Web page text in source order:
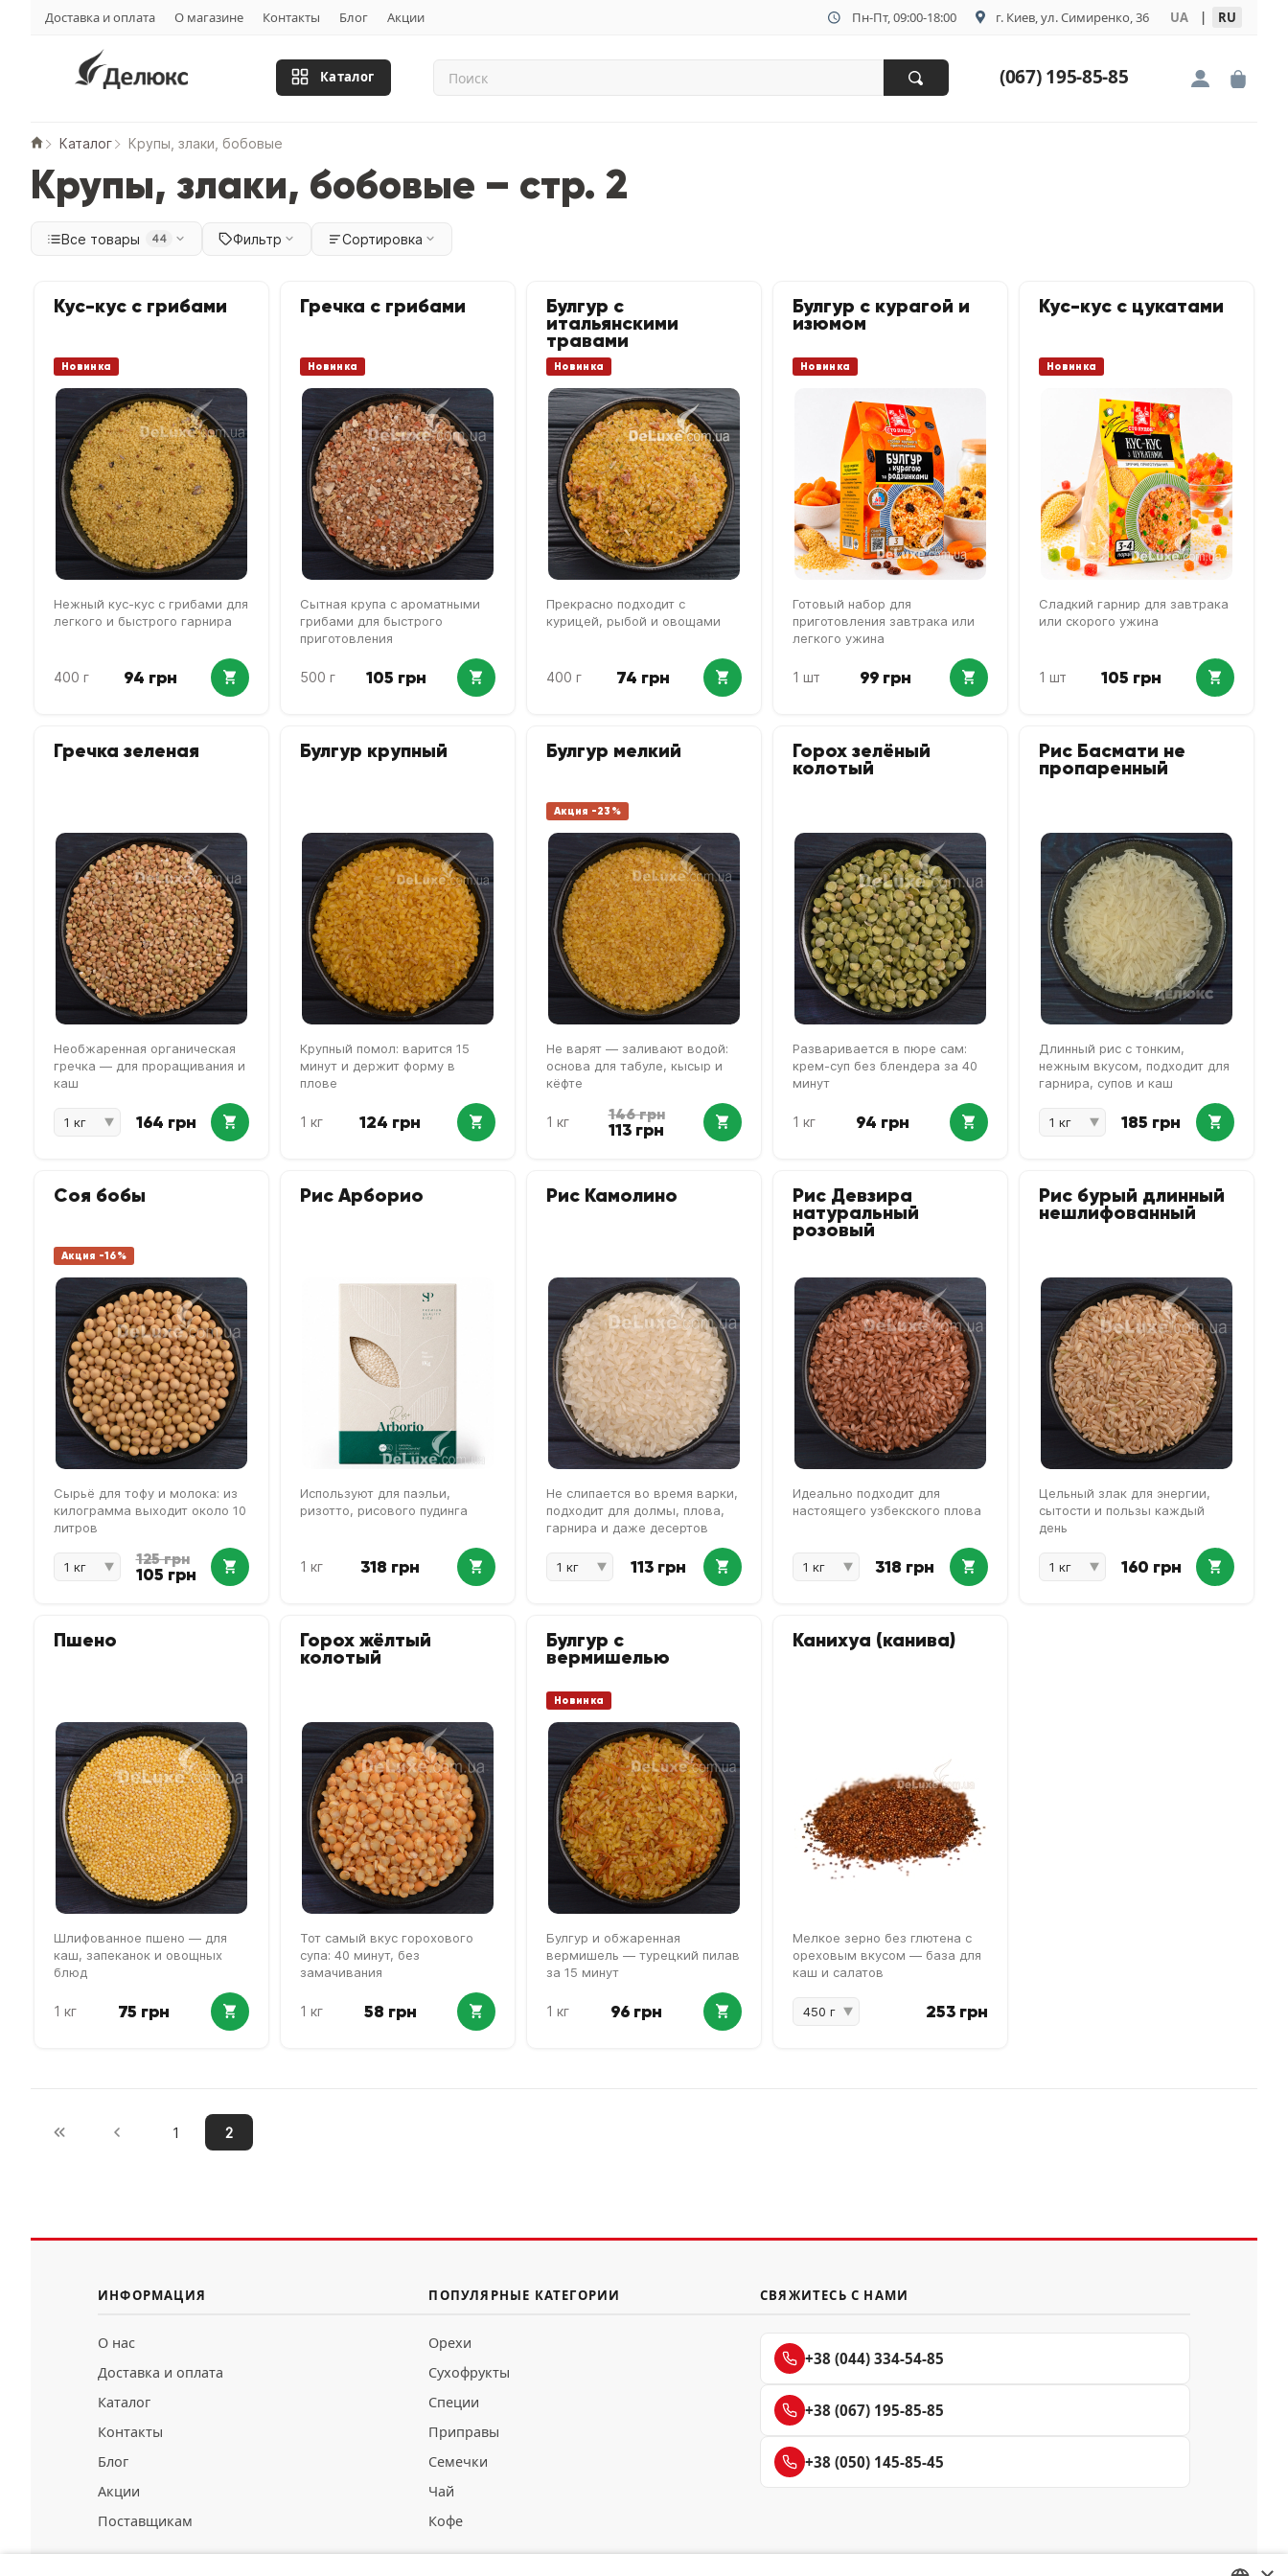
Доставка и оплата О магазине Контакты Блог Акции Пн-Пт, 09:00-18:00 г. Киев, ул. Симиренко, 36 UA | RU
Каталог (067) 195-85-85
Каталог Крупы, злаки, бобовые
Крупы, злаки, бобовые – стр. 2
Все товары 44 Фильтр Сортировка
Кус-кус с грибами
Новинка
Нежный кус-кус с грибами для
легкого и быстрого гарнира
400 г 94 грн
Гречка с грибами
Новинка
Сытная крупа с ароматными
грибами для быстрого
приготовления
500 г 105 грн
Булгур с
итальянскими
травами
Новинка
Прекрасно подходит с
курицей, рыбой и овощами
400 г 74 грн
Булгур с курагой и
изюмом
Новинка
Готовый набор для
приготовления завтрака или
легкого ужина
1 шт 99 грн
Кус-кус с цукатами
Новинка
Сладкий гарнир для завтрака
или скорого ужина
1 шт 105 грн
Гречка зеленая
Необжаренная органическая
гречка — для проращивания и
каш
164 грн
Булгур крупный
Крупный помол: варится 15
минут и держит форму в
плове
1 кг 124 грн
Булгур мелкий
Акция -23%
Не варят — заливают водой:
основа для табуле, кысыр и
кёфте
1 кг 146 грн
113 грн
Горох зелёный
колотый
Разваривается в пюре сам:
крем-суп без блендера за 40
минут
1 кг 94 грн
Рис Басмати не
пропаренный
Длинный рис с тонким,
нежным вкусом, подходит для
гарнира, супов и каш
185 грн
Соя бобы
Акция -16%
Сырьё для тофу и молока: из
килограмма выходит около 10
литров
125 грн
105 грн
Рис Арборио
Используют для паэльи,
ризотто, рисового пудинга
1 кг 318 грн
Рис Камолино
Не слипается во время варки,
подходит для долмы, плова,
гарнира и даже десертов
113 грн
Рис Девзира
натуральный
розовый
Идеально подходит для
настоящего узбекского плова
318 грн
Рис бурый длинный
нешлифованный
Цельный злак для энергии,
сытости и пользы каждый
день
160 грн
Пшено
Шлифованное пшено — для
каш, запеканок и овощных
блюд
1 кг 75 грн
Горох жёлтый
колотый
Тот самый вкус горохового
супа: 40 минут, без
замачивания
1 кг 58 грн
Булгур с
вермишелью
Новинка
Булгур и обжаренная
вермишель — турецкий пилав
за 15 минут
1 кг 96 грн
Канихуа (канива)
Мелкое зерно без глютена с
ореховым вкусом — база для
каш и салатов
253 грн
1 2
ИНФОРМАЦИЯ
О нас
Доставка и оплата
Каталог
Контакты
Блог
Акции
Поставщикам
ПОПУЛЯРНЫЕ КАТЕГОРИИ
Орехи
Сухофрукты
Специи
Приправы
Семечки
Чай
Кофе
СВЯЖИТЕСЬ С НАМИ
+38 (044) 334-54-85
+38 (067) 195-85-85
+38 (050) 145-85-45